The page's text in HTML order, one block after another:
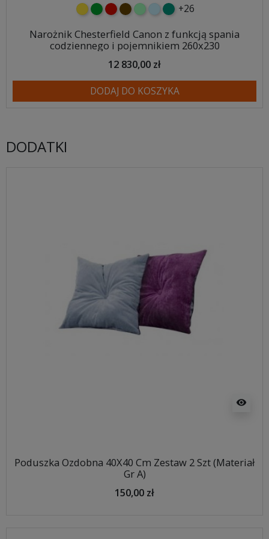
żółtyzielonyczerwony
czekoladowy
miętowybłękitny
turkusowy
+26
Narożnik Chesterfield Canon z funkcją spania
codziennego i pojemnikiem 260x230
12 830,00 zł
DODAJ DO KOSZYKA
DODATKI
visibility
Poduszka Ozdobna 40X40 Cm Zestaw 2 Szt (Materiał
Gr A)
150,00 zł